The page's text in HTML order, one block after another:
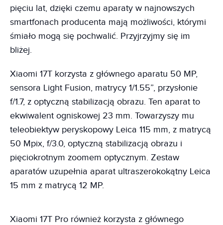
pięciu lat, dzięki czemu aparaty w najnowszych
smartfonach producenta mają możliwości, którymi
śmiało mogą się pochwalić. Przyjrzyjmy się im
bliżej.
Xiaomi 17T korzysta z głównego aparatu 50 MP,
sensora Light Fusion, matrycy 1/1.55”, przysłonie
f/1.7, z optyczną stabilizacją obrazu. Ten aparat to
ekwiwalent ogniskowej 23 mm. Towarzyszy mu
teleobiektyw peryskopowy Leica 115 mm, z matrycą
50 Mpix, f/3.0, optyczną stabilizacją obrazu i
pięciokrotnym zoomem optycznym. Zestaw
aparatów uzupełnia aparat ultraszerokokątny Leica
15 mm z matrycą 12 MP.
Xiaomi 17T Pro również korzysta z głównego